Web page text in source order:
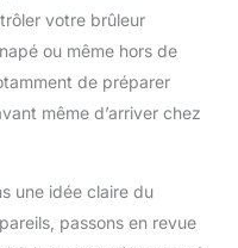
votre brûleur
ou même hors de
de préparer
même d’arriver chez
une idée claire du
passons en revue